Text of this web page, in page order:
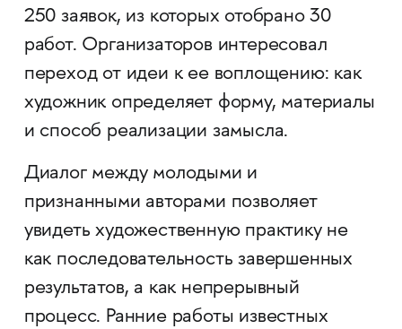
250 заявок, из которых отобрано 30
работ. Организаторов интересовал
переход от идеи к ее воплощению: как
художник определяет форму, материалы
и способ реализации замысла.
Диалог между молодыми и
признанными авторами позволяет
увидеть художественную практику не
как последовательность завершенных
результатов, а как непрерывный
процесс. Ранние работы известных